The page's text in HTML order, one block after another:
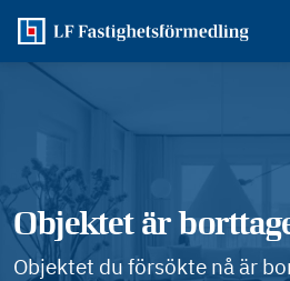
Objektet är
Objektet du försökte nå är